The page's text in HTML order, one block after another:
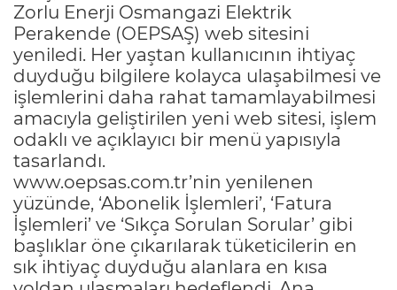
Zorlu Enerji Osmangazi Elektrik
Perakende (OEPSAŞ) web sitesini
yeniledi. Her yaştan kullanıcının ihtiyaç
duyduğu bilgilere kolayca ulaşabilmesi ve
işlemlerini daha rahat tamamlayabilmesi
amacıyla geliştirilen yeni web sitesi, işlem
odaklı ve açıklayıcı bir menü yapısıyla
tasarlandı.
www.oepsas.com.tr’nin yenilenen
yüzünde, ‘Abonelik İşlemleri’, ‘Fatura
İşlemleri’ ve ‘Sıkça Sorulan Sorular’ gibi
başlıklar öne çıkarılarak tüketicilerin en
sık ihtiyaç duyduğu alanlara en kısa